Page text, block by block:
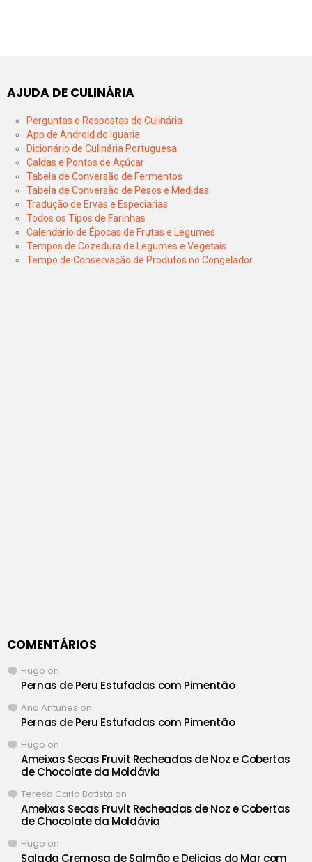
AJUDA DE CULINÁRIA
Perguntas e Respostas de Culinária
App de Android do Iguaria
Dicionário de Culinária Portuguesa
Caldas e Pontos de Açúcar
Tabela de Conversão de Fermentos
Tabela de Conversão de Pesos e Medidas
Tradução de Ervas e Especiarias
Todos os Tipos de Farinhas
Calendário de Épocas de Frutas e Legumes
Tempos de Cozedura de Legumes e Vegetais
Tempo de Conservação de Produtos no Congelador
COMENTÁRIOS
Hugo on
Pernas de Peru Estufadas com Pimentão
Ana Antunes on
Pernas de Peru Estufadas com Pimentão
Hugo on
Ameixas Secas Fruvit Recheadas de Noz e Cobertas
de Chocolate da Moldávia
Teresa Carla Batista on
Ameixas Secas Fruvit Recheadas de Noz e Cobertas
de Chocolate da Moldávia
Hugo on
Salada Cremosa de Salmão e Delicias do Mar com